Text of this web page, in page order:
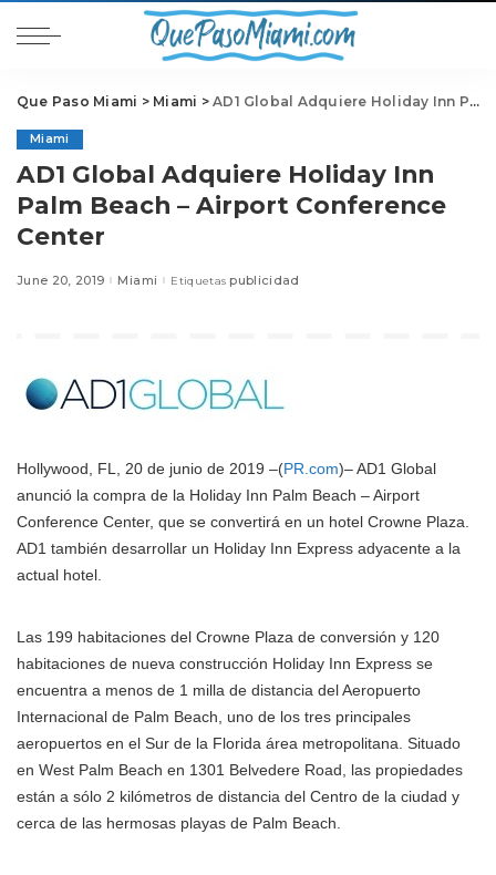
Que Paso Miami > Miami >AD1 Global Adquiere Holiday Inn Palm Beach – Airport Conference Center
Miami
AD1 Global Adquiere Holiday Inn
Palm Beach – Airport Conference
Center
June 20, 2019 Miami Etiquetas publicidad
Hollywood, FL, 20 de junio de 2019 –(PR.com)– AD1 Global
anunció la compra de la Holiday Inn Palm Beach – Airport
Conference Center, que se convertirá en un hotel Crowne Plaza.
AD1 también desarrollar un Holiday Inn Express adyacente a la
actual hotel.
Las 199 habitaciones del Crowne Plaza de conversión y 120
habitaciones de nueva construcción Holiday Inn Express se
encuentra a menos de 1 milla de distancia del Aeropuerto
Internacional de Palm Beach, uno de los tres principales
aeropuertos en el Sur de la Florida área metropolitana. Situado
en West Palm Beach en 1301 Belvedere Road, las propiedades
están a sólo 2 kilómetros de distancia del Centro de la ciudad y
cerca de las hermosas playas de Palm Beach.